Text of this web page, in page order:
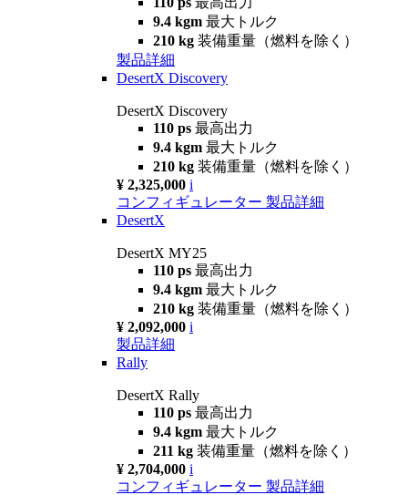
9.4 kgm 最大トルク
210 kg 装備重量（燃料を除く）
製品詳細
DesertX Discovery
DesertX Discovery
110 ps 最高出力
9.4 kgm 最大トルク
210 kg 装備重量（燃料を除く）
¥ 2,325,000 i
コンフィギュレーター 製品詳細
DesertX
DesertX MY25
110 ps 最高出力
9.4 kgm 最大トルク
210 kg 装備重量（燃料を除く）
¥ 2,092,000 i
製品詳細
Rally
DesertX Rally
110 ps 最高出力
9.4 kgm 最大トルク
211 kg 装備重量（燃料を除く）
¥ 2,704,000 i
コンフィギュレーター 製品詳細